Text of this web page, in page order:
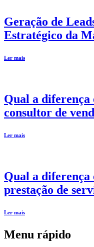
Geração de
Estratégico da
Ler mais
Qual a diferença
consultor de
Ler mais
Qual a diferença
prestação de
Ler mais
Menu rápido